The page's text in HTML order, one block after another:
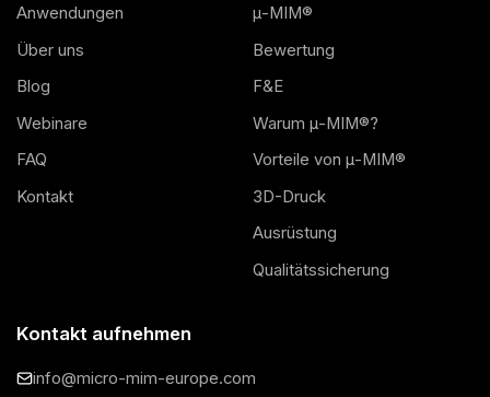
Anwendungen
Über uns
Blog
Webinare
FAQ
Kontakt
μ-MIM®
Bewertung
F&E
Warum μ-MIM®?
Vorteile von μ-MIM®
3D-Druck
Ausrüstung
Qualitätssicherung
Kontakt aufnehmen
info@micro-mim-europe.com